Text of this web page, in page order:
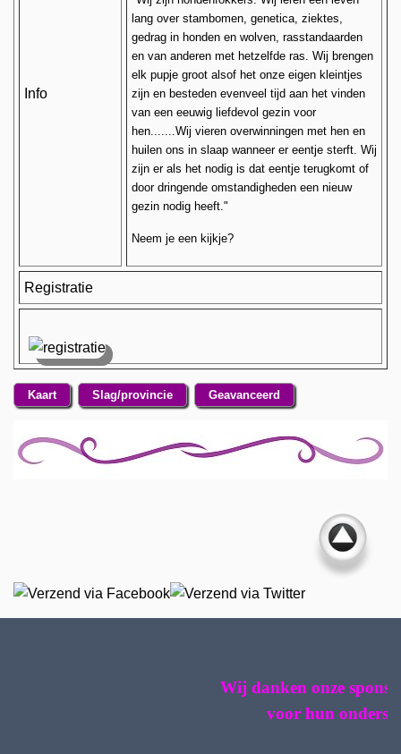
Info
lang over stambomen, genetica, ziektes,
gedrag in honden en wolven, rasstandaarden
en van anderen met hetzelfde ras. Wij brengen
elk pupje groot alsof het onze eigen kleintjes
zijn en besteden evenveel tijd aan het vinden
van een eeuwig liefdevol gezin voor
hen.......Wij vieren overwinningen met hen en
huilen ons in slaap wanneer er eentje sterft. Wij
zijn er als het nodig is dat eentje terugkomt of
door dringende omstandigheden een nieuw
gezin nodig heeft."
Neem je een kijkje?
Registratie
Kaart Slag/provincie Geavanceerd
Wij danken onze
voor hun